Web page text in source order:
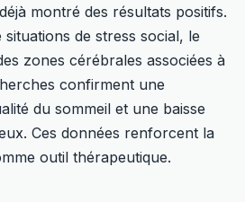
montré des résultats positifs.
de stress social, le
zones cérébrales associées à
confirment une
du sommeil et une baisse
Ces données renforcent la
outil thérapeutique.